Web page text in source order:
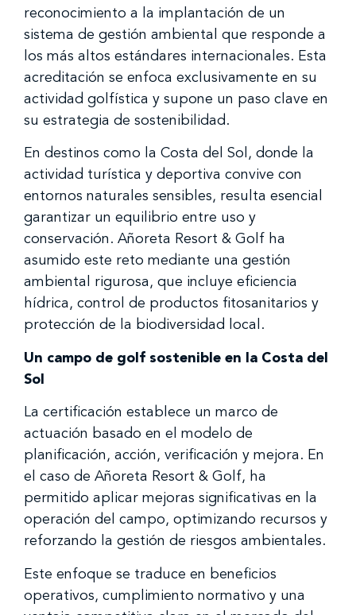
reconocimiento a la implantación de un
sistema de gestión ambiental que responde a
los más altos estándares internacionales. Esta
acreditación se enfoca exclusivamente en su
actividad golfística y supone un paso clave en
su estrategia de sostenibilidad.
En destinos como la Costa del Sol, donde la
actividad turística y deportiva convive con
entornos naturales sensibles, resulta esencial
garantizar un equilibrio entre uso y
conservación. Añoreta Resort & Golf ha
asumido este reto mediante una gestión
ambiental rigurosa, que incluye eficiencia
hídrica, control de productos fitosanitarios y
protección de la biodiversidad local.
Un campo de golf sostenible en la Costa del
Sol
La certificación establece un marco de
actuación basado en el modelo de
planificación, acción, verificación y mejora. En
el caso de Añoreta Resort & Golf, ha
permitido aplicar mejoras significativas en la
operación del campo, optimizando recursos y
reforzando la gestión de riesgos ambientales.
Este enfoque se traduce en beneficios
operativos, cumplimiento normativo y una